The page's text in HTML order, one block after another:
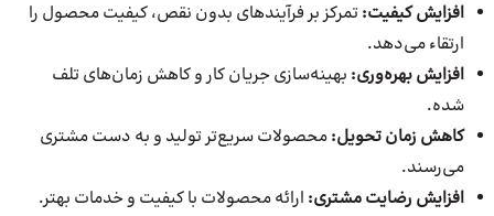
افزایش کیفیت: تمرکز بر فرآیندهای بدون نقص، کیفیت محصول را
ارتقاء می‌دهد.
افزایش بهره‌وری: بهینه‌سازی جریان کار و کاهش زمان‌های تلف
شده.
کاهش زمان تحویل:محصولات سریع‌تر تولید و به دست مشتری
می‌رسند.
افزایش رضایت مشتری: ارائه محصولات با کیفیت و خدمات بهتر.